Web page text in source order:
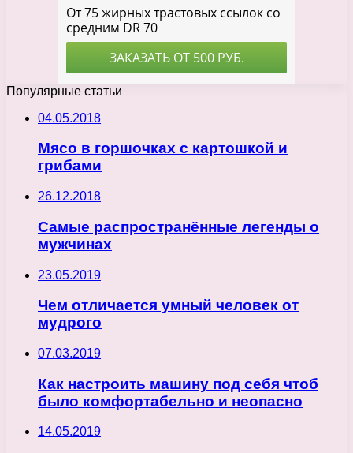
Популярные статьи
04.05.2018
Мясо в горшочках с картошкой и
грибами
26.12.2018
Самые распространённые легенды о
мужчинах
23.05.2019
Чем отличается умный человек от
мудрого
07.03.2019
Как настроить машину под себя чтоб
было комфортабельно и неопасно
14.05.2019